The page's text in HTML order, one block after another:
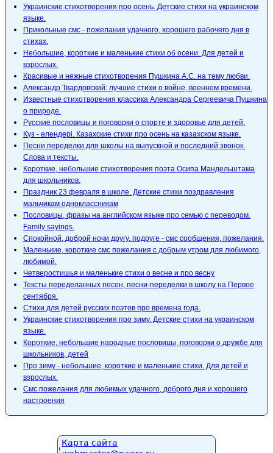
Украинские стихотворения про осень. Детские стихи на украинском
языке.
Прикольные смс - пожелания удачного, хорошего рабочего дня в
стихах.
Небольшие, короткие и маленькие стихи об осени. Для детей и
взрослых.
Красивые и нежные стихотворения Пушкина А.С. на тему любви.
Александр Твардовский: лучшие стихи о войне, военном времени.
Известные стихотворения классика Александра Сергеевича Пушкина
о природе.
Русские пословицы и поговорки о спорте и здоровье для детей.
Күз - өлеңдері. Казахские стихи про осень на казахском языке.
Песни переделки для школы на выпускной и последний звонок.
Слова и тексты.
Короткие, небольшие стихотворения поэта Осипа Мандельштама
для школьников.
Праздник 23 февраля в школе. Детские стихи поздравления
мальчикам одноклассникам
Пословицы, фразы на английском языке про семью с переводом.
Family sayings.
Спокойной, доброй ночи другу, подруге - смс сообщения, пожелания.
Маленькие, короткие смс пожелания с добрым утром для любимого,
любимой.
Четверостишья и маленькие стихи о весне и про весну
Тексты переделанных песен, песни-переделки в школу на Первое
сентября.
Стихи для детей русских поэтов про времена года.
Украинские стихотворения про зиму. Детские стихи на украинском
языке.
Короткие, небольшие народные пословицы, поговорки о дружбе для
школьников, детей
Про зиму - небольшие, короткие и маленькие стихи. Для детей и
взрослых.
Смс пожелания для любимых удачного, доброго дня и хорошего
настроения
Карта сайта